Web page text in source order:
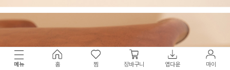
메뉴 홈 찜 장바구니 앱다운 마이